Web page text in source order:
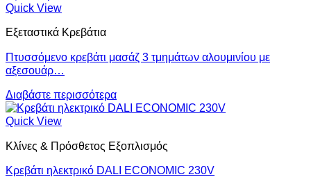
Quick View
Εξεταστικά Κρεβάτια
Πτυσσόμενο κρεβάτι μασάζ 3 τμημάτων αλουμινίου με
αξεσουάρ…
Διαβάστε περισσότερα
Quick View
Κλίνες & Πρόσθετος Εξοπλισμός
Κρεβάτι ηλεκτρικό DALI ECONOMIC 230V